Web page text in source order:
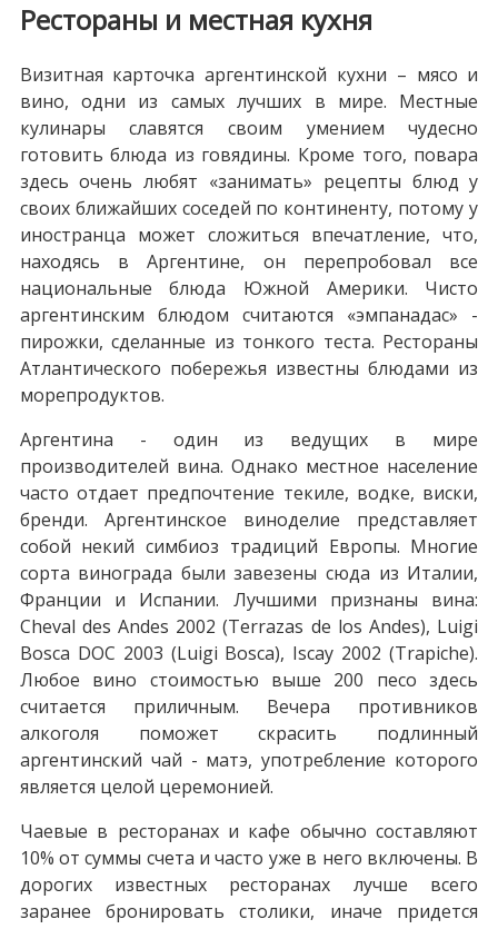
Рестораны и местная кухня
Визитная карточка аргентинской кухни – мясо и
вино, одни из самых лучших в мире. Местные
кулинары славятся своим умением чудесно
готовить блюда из говядины. Кроме того, повара
здесь очень любят «занимать» рецепты блюд у
своих ближайших соседей по континенту, потому у
иностранца может сложиться впечатление, что,
находясь в Аргентине, он перепробовал все
национальные блюда Южной Америки. Чисто
аргентинским блюдом считаются «эмпанадас» -
пирожки, сделанные из тонкого теста. Рестораны
Атлантического побережья известны блюдами из
морепродуктов.
Аргентина - один из ведущих в мире
производителей вина. Однако местное население
часто отдает предпочтение текиле, водке, виски,
бренди. Аргентинское виноделие представляет
собой некий симбиоз традиций Европы. Многие
сорта винограда были завезены сюда из Италии,
Франции и Испании. Лучшими признаны вина:
Cheval des Andes 2002 (Terrazas de los Andes), Luigi
Bosca DOC 2003 (Luigi Bosca), Iscay 2002 (Trapiche).
Любое вино стоимостью выше 200 песо здесь
считается приличным. Вечера противников
алкоголя поможет скрасить подлинный
аргентинский чай - матэ, употребление которого
является целой церемонией.
Чаевые в ресторанах и кафе обычно составляют
10% от суммы счета и часто уже в него включены. В
дорогих известных ресторанах лучше всего
заранее бронировать столики, иначе придется